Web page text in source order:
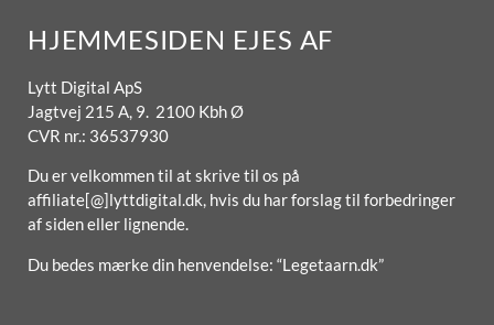
HJEMMESIDEN EJES AF
Lytt Digital ApS
Jagtvej 215 A, 9. 2100 Kbh Ø
CVR nr.: 36537930
Du er velkommen til at skrive til os på
affiliate[@]lyttdigital.dk, hvis du har forslag til forbedringer
af siden eller lignende.
Du bedes mærke din henvendelse: “Legetaarn.dk”